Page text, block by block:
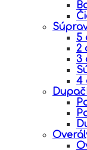
5
2
3
4